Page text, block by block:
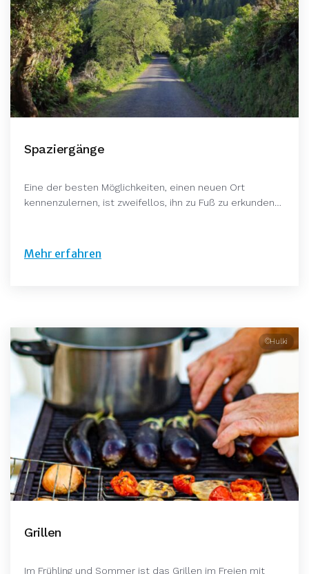
Spaziergänge
Eine der besten Möglichkeiten, einen neuen Ort
kennenzulernen, ist zweifellos, ihn zu Fuß zu erkunden…
Mehr erfahren
©Hulki
Grillen
Im Frühling und Sommer ist das Grillen im Freien mit